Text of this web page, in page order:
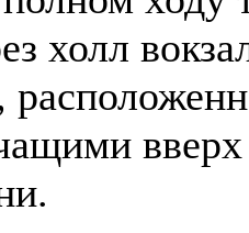
холл